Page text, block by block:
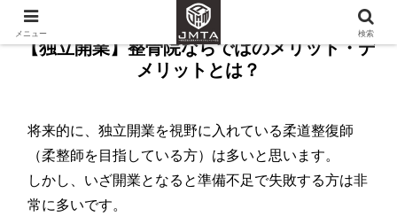
【独立開業】整骨院ならではのメリット・デ
メリットとは？
将来的に、独立開業を視野に入れている柔道整復師
（柔整師を目指している方）は多いと思います。
しかし、いざ開業となると準備不足で失敗する方は非
常に多いです。
メニュー 検索